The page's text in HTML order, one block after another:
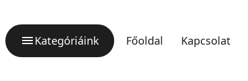
Kategóriáink Főoldal Kapcsolat